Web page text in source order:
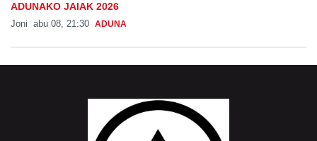
ADUNAKO JAIAK 2026
Joni abu 08, 21:30 ADUNA